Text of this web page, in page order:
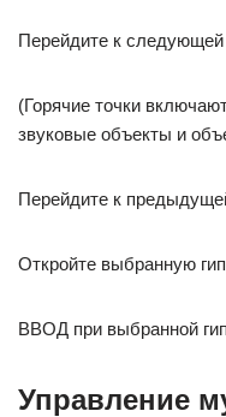
Перейдите к следующей
(Горячие точки
звуковые объекты и
Перейдите к
Откройте выбранную
ВВОД при выбранной
Управление